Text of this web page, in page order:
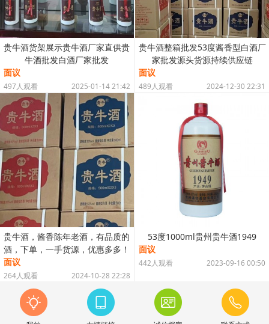
贵牛酒货架展示贵牛酒厂家直供贵
牛酒批发白酒厂家批发
面议
2025-01-14 21:42
497人观看
贵牛酒整箱批发53度酱香型白酒厂
家批发源头货源持续供应链
面议
2024-12-30 22:31
489人观看
贵牛酒，酱香陈年老酒，有品质的
酒，下单，一手货源，优惠多多！
面议
2024-10-28 22:28
264人观看
53度1000ml贵州贵牛酒1949
面议
2023-09-16 00:50
442人观看